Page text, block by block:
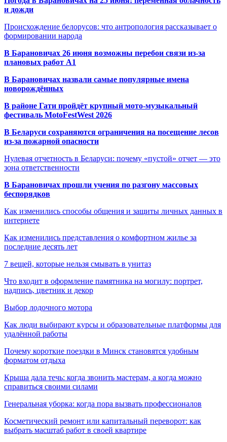
и дожди
Происхождение белорусов: что антропология рассказывает о
формировании народа
В Барановичах 26 июня возможны перебои связи из-за
плановых работ A1
В Барановичах назвали самые популярные имена
новорождённых
В районе Гати пройдёт крупный мото-музыкальный
фестиваль MotoFestWest 2026
В Беларуси сохраняются ограничения на посещение лесов
из-за пожарной опасности
Нулевая отчетность в Беларуси: почему «пустой» отчет — это
зона ответственности
В Барановичах прошли учения по разгону массовых
беспорядков
Как изменились способы общения и защиты личных данных в
интернете
Как изменились представления о комфортном жилье за
последние десять лет
7 вещей, которые нельзя смывать в унитаз
Что входит в оформление памятника на могилу: портрет,
надпись, цветник и декор
Выбор лодочного мотора
Как люди выбирают курсы и образовательные платформы для
удалённой работы
Почему короткие поездки в Минск становятся удобным
форматом отдыха
Крыша дала течь: когда звонить мастерам, а когда можно
справиться своими силами
Генеральная уборка: когда пора вызвать профессионалов
Косметический ремонт или капитальный переворот: как
выбрать масштаб работ в своей квартире